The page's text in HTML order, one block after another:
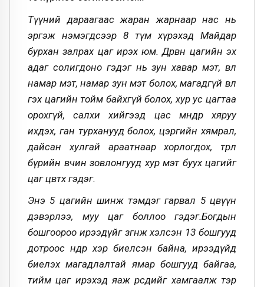
Түүний дараагаас жаран жарнаар нас нь
эргэж нэмэгдсээр 8 түм хүрэхэд Майдар
бурхан залрах цаг ирэх юм. Дөрвөн цагийн эх
адаг солигдоно гэдэг нь зун хавар мэт, өвөл
намар мэт, намар зун мэт болох, магадгүй өвөл
гэх цагийн тойм байхгүй болох, хур ус цагтаа
орохгүй, салхи хийгээд цас мөндөр хяруу
ихдэх, ган турханууд болох, цэргийн хямрал,
дайсан хулгай араатнаар хорлогдох, төрөл
бүрийн өвчин зовлонгууд хур мэт буух цагийг
цаг цөвтөх гэдэг.
Энэ 5 цагийн шинж тэмдэг гарвал 5 цөвүүн
дэвэрлээ, муу цаг боллоо гэдэг.Богдын
бошгоороо ирээдүйг зөгнөж хэлсэн 13 бошгууд
дотроос өнөөдөр хэр биелсэн байна, ирээдүйд
биелэх магадлалтай ямар бошгууд байгаа,
тийм цаг ирэхэд яаж өөрсдийгөө хамгаалж тэр